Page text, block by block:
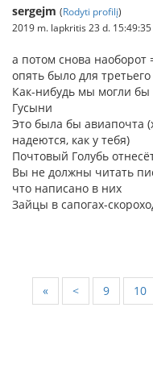
sergejm (Rodyti profilį)
2019 m. lapkritis 23 d. 15:49:35
а потом снова наоборот
опять было для третьего
Как-нибудь мы могли
Гусыни
Это была бы авиапочта
надеются, как у тебя)
Почтовый Голубь
Вы не должны читать
что написано в них
Зайцы в сапогах-
« < 9 10